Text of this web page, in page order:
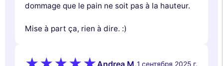
dommage que le pain ne soit pas à la hauteur.
Mise à part ça, rien à dire. :)
1 сентября 2025 г.